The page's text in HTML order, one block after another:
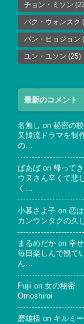
チョン・ミソン
パク・ウォンスク
パン・ヒョジョン
ユン・ユソン (25)
最新のコメント
名無し on 秘密の
又韓流ドラマを制
の…
ばあば on 帰って
ウヌさん辛くて悲
く…
小暮さよ子 on 恋
カンウンタクの久
まるめだか on 幸
毎日楽しんで観て
ん…
Fujii on 女の秘密
Omoshiroi
磨雄様 on キルミ